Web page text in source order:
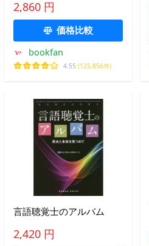
2,860 円
価格比較
bookfan
4.55 (125,856件)
言語聴覚士のアルバム
2,420 円